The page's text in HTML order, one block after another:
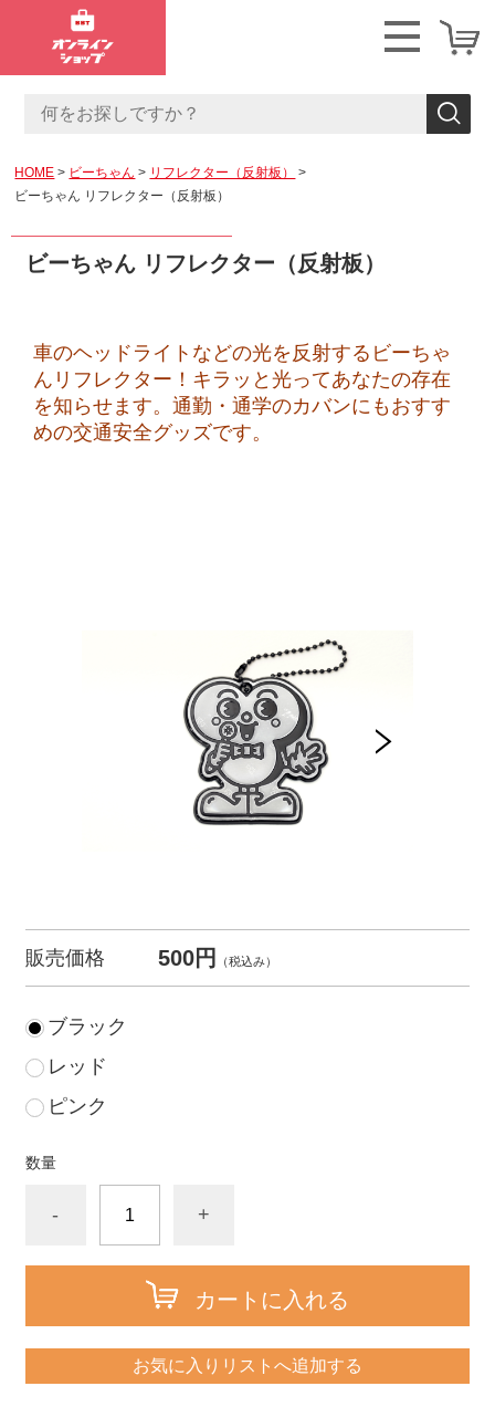
HOME ビーちゃん
リフレクター（反射板）
ビーちゃん リフレクター（反射板）
ビーちゃん リフレクター（反射板）
車のヘッドライトなどの光を反射するビーちゃ
んリフレクター！キラッと光ってあなたの存在
を知らせます。通勤・通学のカバンにもおすす
めの交通安全グッズです。
販売価格 500円 （税込み）
ブラック
レッド
ピンク
数量
- +
カートに入れる
お気に入りリストへ追加する